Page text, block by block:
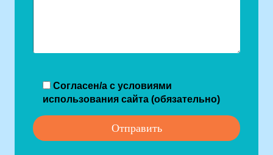
Согласен/а с условиями
использования сайта (обязательно)